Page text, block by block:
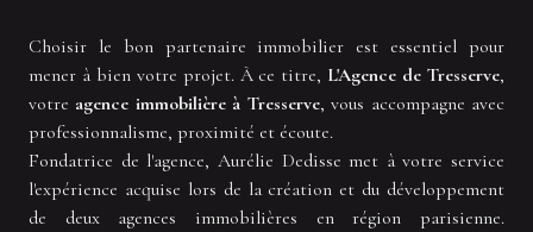
Choisir le bon partenaire immobilier est essentiel pour
mener à bien votre projet. À ce titre, L'Agence de Tresserve,
votre agence immobilière à Tresserve, vous accompagne avec
professionnalisme, proximité et écoute.
Fondatrice de l'agence, Aurélie Dedisse met à votre service
l'expérience acquise lors de la création et du développement
de deux agences immobilières en région parisienne.